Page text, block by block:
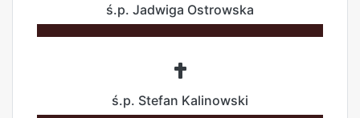
ś.p. Jadwiga Ostrowska
ś.p. Stefan Kalinowski